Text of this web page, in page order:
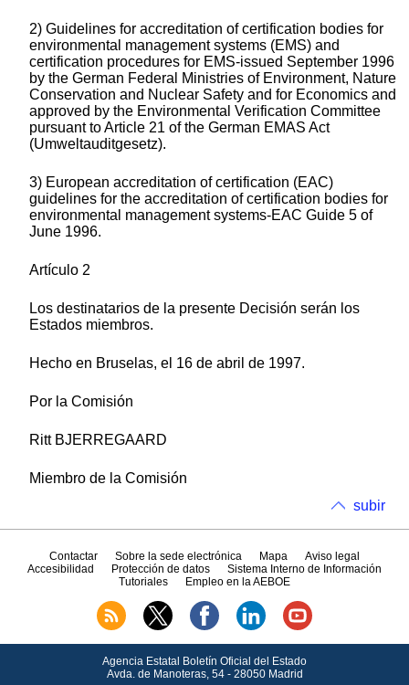
2) Guidelines for accreditation of certification bodies for
environmental management systems (EMS) and
certification procedures for EMS-issued September 1996
by the German Federal Ministries of Environment, Nature
Conservation and Nuclear Safety and for Economics and
approved by the Environmental Verification Committee
pursuant to Article 21 of the German EMAS Act
(Umweltauditgesetz).
3) European accreditation of certification (EAC)
guidelines for the accreditation of certification bodies for
environmental management systems-EAC Guide 5 of
June 1996.
Artículo 2
Los destinatarios de la presente Decisión serán los
Estados miembros.
Hecho en Bruselas, el 16 de abril de 1997.
Por la Comisión
Ritt BJERREGAARD
Miembro de la Comisión
subir
Contactar Sobre la sede electrónica Mapa
Aviso legal
Accesibilidad
Protección de datos
Sistema Interno de Información
Tutoriales
Empleo en la AEBOE
Agencia Estatal Boletín Oficial del Estado
Avda.de Manoteras, 54 - 28050 Madrid